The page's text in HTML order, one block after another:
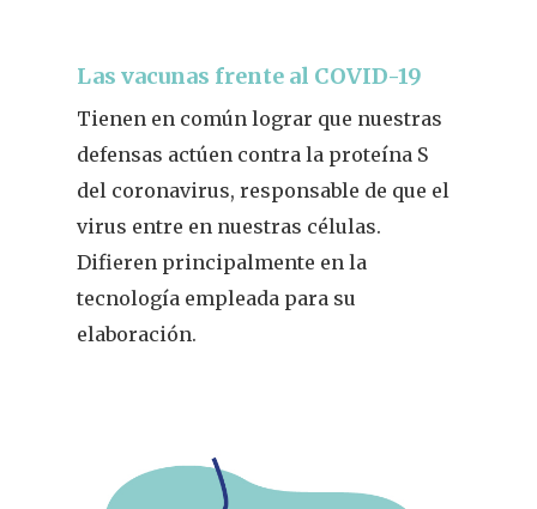
Las vacunas frente al COVID-19
Tienen en común lograr que nuestras
defensas actúen contra la proteína S
del coronavirus, responsable de que el
virus entre en nuestras células.
Difieren principalmente en la
tecnología empleada para su
elaboración.